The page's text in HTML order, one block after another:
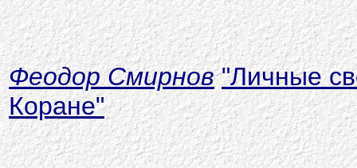
Феодор Смирнов "Личные
Коране"